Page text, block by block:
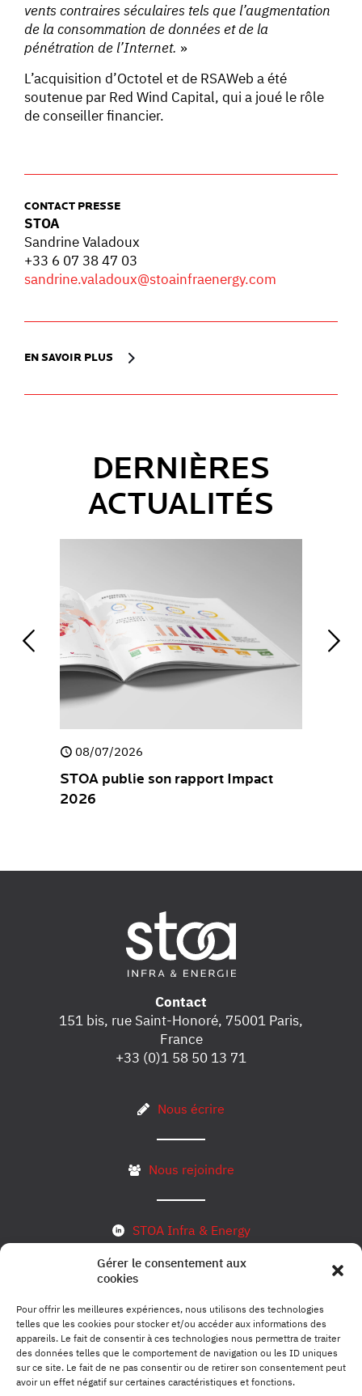
Gérer le consentement aux
cookies
Pour offrir les meilleures expériences, nous utilisons des technologies
telles que les cookies pour stocker et/ou accéder aux informations des
appareils. Le fait de consentir à ces technologies nous permettra de traiter
des données telles que le comportement de navigation ou les ID uniques
sur ce site. Le fait de ne pas consentir ou de retirer son consentement peut
avoir un effet négatif sur certaines caractéristiques et fonctions.
vents contraires séculaires tels que l’augmentation
de la consommation de données et de la
pénétration de l’Internet. »
L’acquisition d’Octotel et de RSAWeb a été
soutenue par Red Wind Capital, qui a joué le rôle
de conseiller financier.
CONTACT PRESSE
STOA
Sandrine Valadoux
+33 6 07 38 47 03
sandrine.valadoux@stoainfraenergy.com
EN SAVOIR PLUS
DERNIÈRES
ACTUALITÉS
08/07/2026
STOA publie son rapport Impact
2026
Contact
151 bis, rue Saint-Honoré, 75001 Paris,
France
+33 (0)1 58 50 13 71
Nous écrire
Nous rejoindre
STOA Infra & Energy
Mentions légales